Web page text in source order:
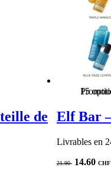
de
15
Elf Bar
Livrables en
21.90 Le
14.60 CHF